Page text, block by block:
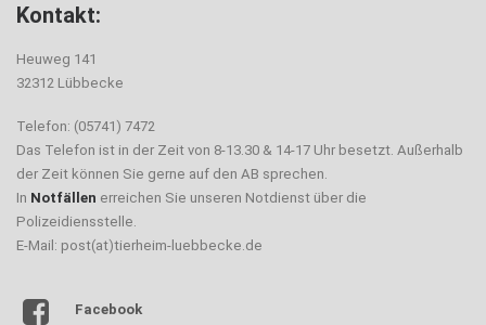
Kontakt:
Heuweg 141
32312 Lübbecke
Telefon: (05741) 7472
Das Telefon ist in der Zeit von 8-13.30 & 14-17 Uhr besetzt. Außerhalb
der Zeit können Sie gerne auf den AB sprechen.
In Notfällen erreichen Sie unseren Notdienst über die
Polizeidiensstelle.
E-Mail: post(at)tierheim-luebbecke.de
Facebook